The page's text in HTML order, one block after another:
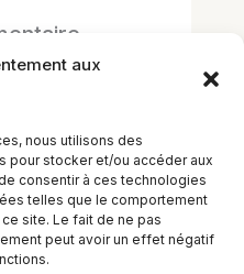
aux
nous utilisons des
pour stocker et/ou accéder aux
consentir à ces technologies
telles que le comportement
site. Le fait de ne pas
peut avoir un effet négatif
pour publier